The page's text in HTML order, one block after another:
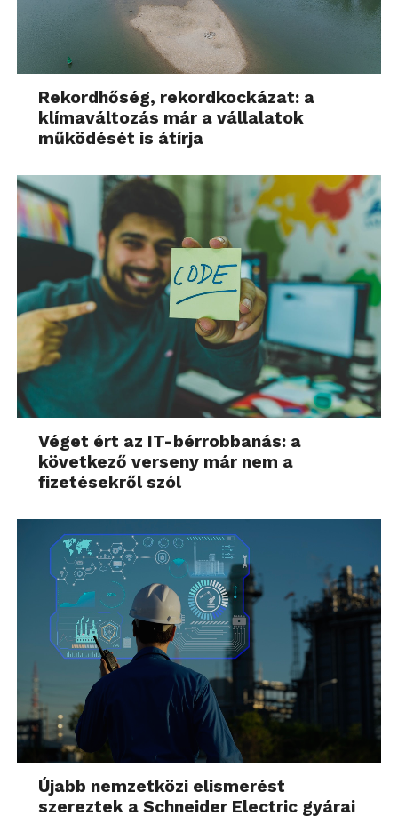
Rekordhőség, rekordkockázat: a
klímaváltozás már a vállalatok
működését is átírja
Véget ért az IT-bérrobbanás: a
következő verseny már nem a
fizetésekről szól
Újabb nemzetközi elismerést
szereztek a Schneider Electric gyárai